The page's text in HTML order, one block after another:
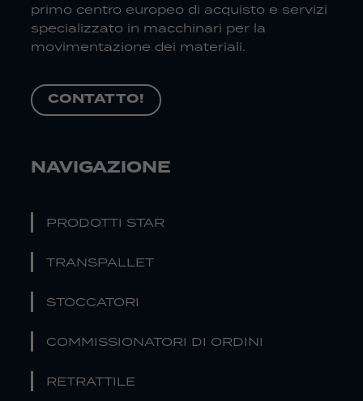
primo centro europeo di acquisto e servizi
specializzato in macchinari per la
movimentazione dei materiali.
CONTATTO!
NAVIGAZIONE
PRODOTTI STAR
TRANSPALLET
STOCCATORI
COMMISSIONATORI DI ORDINI
RETRATTILE